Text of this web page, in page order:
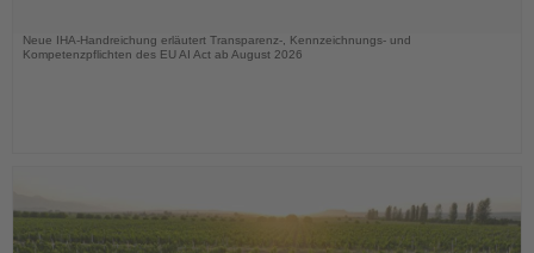
Neue IHA-Handreichung erläutert Transparenz-, Kennzeichnungs- und
Kompetenzpflichten des EU AI Act ab August 2026